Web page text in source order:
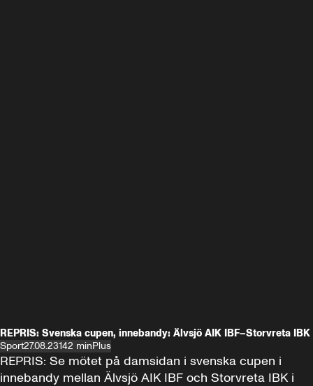
REPRIS: Svenska cupen, innebandy: Älvsjö AIK IBF–Storvreta IBK
Sport27.08.23142 minPlus
REPRIS: Se mötet på damsidan i svenska cupen i
innebandy mellan Älvsjö AIK IBF och Storvreta IBK i